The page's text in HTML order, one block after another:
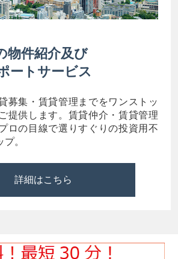
物件紹介及び
ートサービス
募集・賃貸管理までをワンストッ
提供します。賃貸仲介・賃貸管理
ロの目線で選りすぐりの投資用不
。
詳細はこちら